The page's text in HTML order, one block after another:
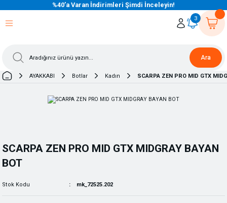
%40’a Varan İndirimleri Şimdi İnceleyin!
Ara
3
AYAKKABI Botlar Kadın SCARPA ZEN PRO MID GTX
SCARPA ZEN PRO MID GTX MIDGRAY BAYAN
BOT
Stok Kodu mk_72525.202